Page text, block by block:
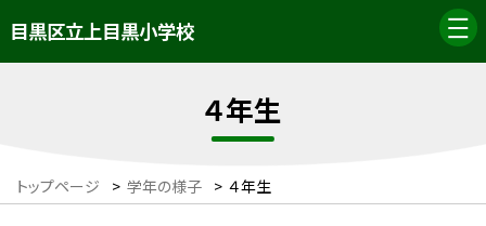
目黒区立上目黒小学校
４年生
トップページ > 学年の様子 > ４年生